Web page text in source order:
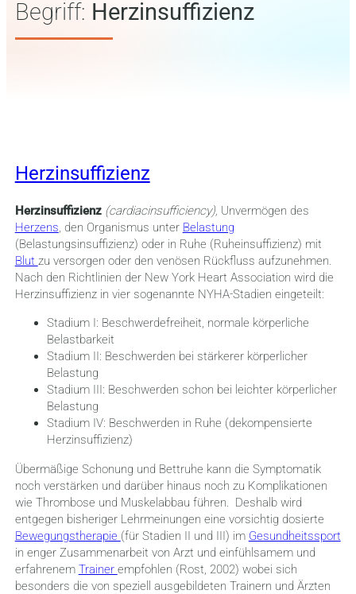
Begriff: Herzinsuffizienz
Herzinsuffizienz
Herzinsuffizienz (cardiacinsufficiency), Unvermögen des
Herzens, den Organismus unter Belastung
(Belastungsinsuffizienz) oder in Ruhe (Ruheinsuffizienz) mit
Blut zu versorgen oder den venösen Rückfluss aufzunehmen.
Nach den Richtlinien der New York Heart Association wird die
Herzinsuffizienz in vier sogenannte NYHA-Stadien eingeteilt:
Stadium I: Beschwerdefreiheit, normale körperliche
Belastbarkeit
Stadium II: Beschwerden bei stärkerer körperlicher
Belastung
Stadium III: Beschwerden schon bei leichter körperlicher
Belastung
Stadium IV: Beschwerden in Ruhe (dekompensierte
Herzinsuffizienz)
Übermäßige Schonung und Bettruhe kann die Symptomatik
noch verstärken und darüber hinaus noch zu Komplikationen
wie Thrombose und Muskelabbau führen. Deshalb wird
entgegen bisheriger Lehrmeinungen eine vorsichtig dosierte
Bewegungstherapie (für Stadien II und III) im Gesundheitssport
in enger Zusammenarbeit von Arzt und einfühlsamem und
erfahrenem Trainer empfohlen (Rost, 2002) wobei sich
besonders die von speziell ausgebildeten Trainern und Ärzten